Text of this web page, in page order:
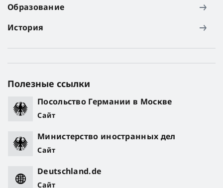
Образование
История
Полезные ссылки
Посольство Германии в Москве
Сайт
Министерство иностранных дел
Сайт
Deutschland.de
Сайт